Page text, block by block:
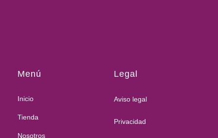
Menú
Inicio
Tienda
Nosotros
Legal
Aviso legal
Privacidad